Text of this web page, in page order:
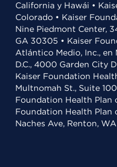
California y Hawái •
Colorado • Kaiser
Nine Piedmont Center,
GA 30305 • Kaiser
Atlántico Medio, Inc., en
D.C., 4000 Garden City
Kaiser Foundation
Multnomah St., Suite
Foundation Health Plan
Foundation Health Plan
Naches Ave, Renton,